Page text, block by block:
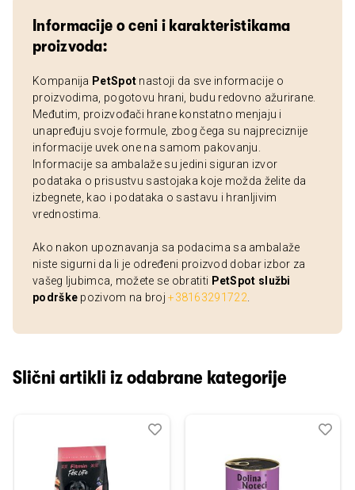
Informacije o ceni i karakteristikama
proizvoda:
Kompanija PetSpot nastoji da sve informacije o
proizvodima, pogotovu hrani, budu redovno ažurirane.
Međutim, proizvođači hrane konstatno menjaju i
unapređuju svoje formule, zbog čega su najpreciznije
informacije uvek one na samom pakovanju.
Informacije sa ambalaže su jedini siguran izvor
podataka o prisustvu sastojaka koje možda želite da
izbegnete, kao i podataka o sastavu i hranljivim
vrednostima.
Ako nakon upoznavanja sa podacima sa ambalaže
niste sigurni da li je određeni proizvod dobar izbor za
vašeg ljubimca, možete se obratiti PetSpot službi
podrške pozivom na broj+38163291722
Slični artikli iz odabrane kategorije
Dodaj
Uporedi